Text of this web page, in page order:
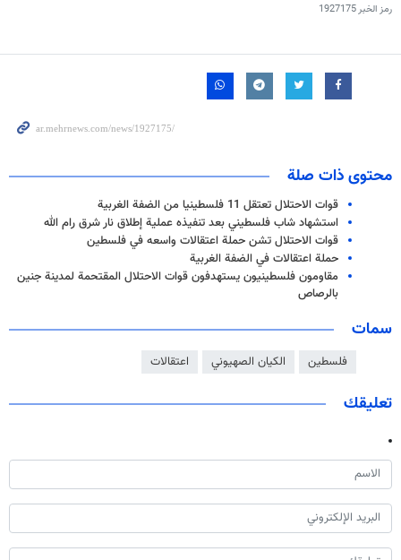
رمز الخبر1927175
محتوى ذات صلة
قوات الاحتلال تعتقل 11 فلسطينيا من الضفة الغربية
استشهاد شاب فلسطيني بعد تنفيذه عملية إطلاق نار شرق رام الله
قوات الاحتلال تشن حملة اعتقالات واسعه في فلسطين
حملة اعتقالات في الضفة الغربية
مقاومون فلسطينيون يستهدفون قوات الاحتلال المقتحمة لمدينة جنين
بالرصاص
سمات
فلسطين الكيان الصهيوني اعتقالات
تعليقك